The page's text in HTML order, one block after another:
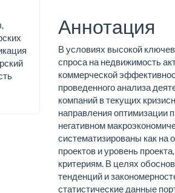
Аннотация
В условиях высокой
спроса на недвижимость
коммерческой
проведенного анализа
компаний в текущих
направления оптимизации
негативном
систематизированы как на
проектов и уровень
критериям. В целях
тенденций и
статистические данные